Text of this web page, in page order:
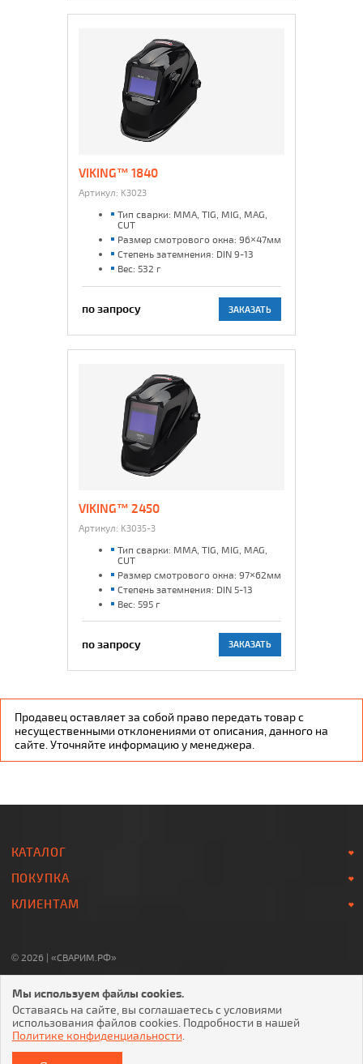
VIKING™ 1840
Артикул: K3023
Тип сварки: MMA, TIG, MIG, MAG,
CUT
Размер смотрового окна: 96×47мм
Степень затемнения: DIN 9-13
Вес: 532 г
по запросу ЗАКАЗАТЬ
VIKING™ 2450
Артикул: K3035-3
Тип сварки: MMA, TIG, MIG, MAG,
CUT
Размер смотрового окна: 97×62мм
Степень затемнения: DIN 5-13
Вес: 595 г
по запросу ЗАКАЗАТЬ
Продавец оставляет за собой право передать товар с
несущественными отклонениями от описания, данного на
сайте. Уточняйте информацию у менеджера.
КАТАЛОГ
ПОКУПКА
КЛИЕНТАМ
© 2026 | «СВАРИМ.РФ»
8-800-700-78-07
Звонок по России БЕСПЛАТНЫЙ
ОТПРАВЛЯЯ ЛЮБУЮ ФОРМУ НА САЙТЕ, ВЫ СОГЛАШАЕТЕСЬ С
Мы используем файлы cookies.
Оставаясь на сайте, вы соглашаетесь с условиями
использования файлов cookies. Подробности в нашей
Политике конфиденциальности